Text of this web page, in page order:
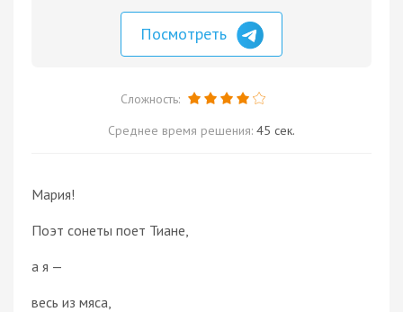
Посмотреть
Сложность:
Среднее время решения: 45 сек.
Мария!
Поэт сонеты поет Тиане,
а я —
весь из мяса,